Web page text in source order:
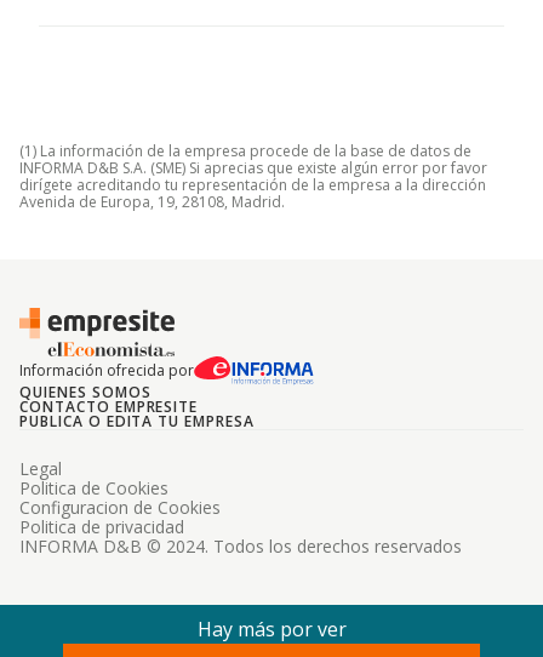
(1) La información de la empresa procede de la base de datos de
INFORMA D&B S.A. (SME) Si aprecias que existe algún error por favor
dirígete acreditando tu representación de la empresa a la dirección
Avenida de Europa, 19, 28108, Madrid.
Información ofrecida por
QUIENES SOMOS
CONTACTO EMPRESITE
PUBLICA O EDITA TU EMPRESA
INFORMA D&B © 2024. Todos los derechos reservados
Legal
Politica de Cookies
Configuracion de Cookies
Politica de privacidad
Hay más por ver